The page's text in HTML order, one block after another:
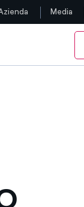
Seguici
Media